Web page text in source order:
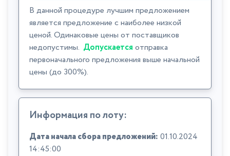
В данной процедуре лучшим предложением
является предложение с наиболее низкой
ценой. Одинаковые цены от поставщиков
недопустимы. Допускается отправка
первоначального предложения выше начальной
цены (до 300%).
Информация по лоту:
Дата начала сбора предложений: 01.10.2024
14:45:00